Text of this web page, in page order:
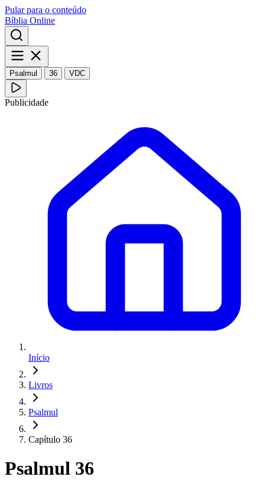
Pular para o conteúdo
Bíblia Online
Psalmul 36 VDC
Publicidade
Início
Livros
Psalmul
Capítulo 36
Psalmul 36